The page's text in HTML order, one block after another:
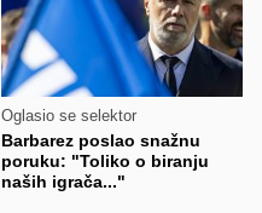
Oglasio se selektor
Barbarez poslao snažnu
poruku: "Toliko o biranju
naših igrača..."